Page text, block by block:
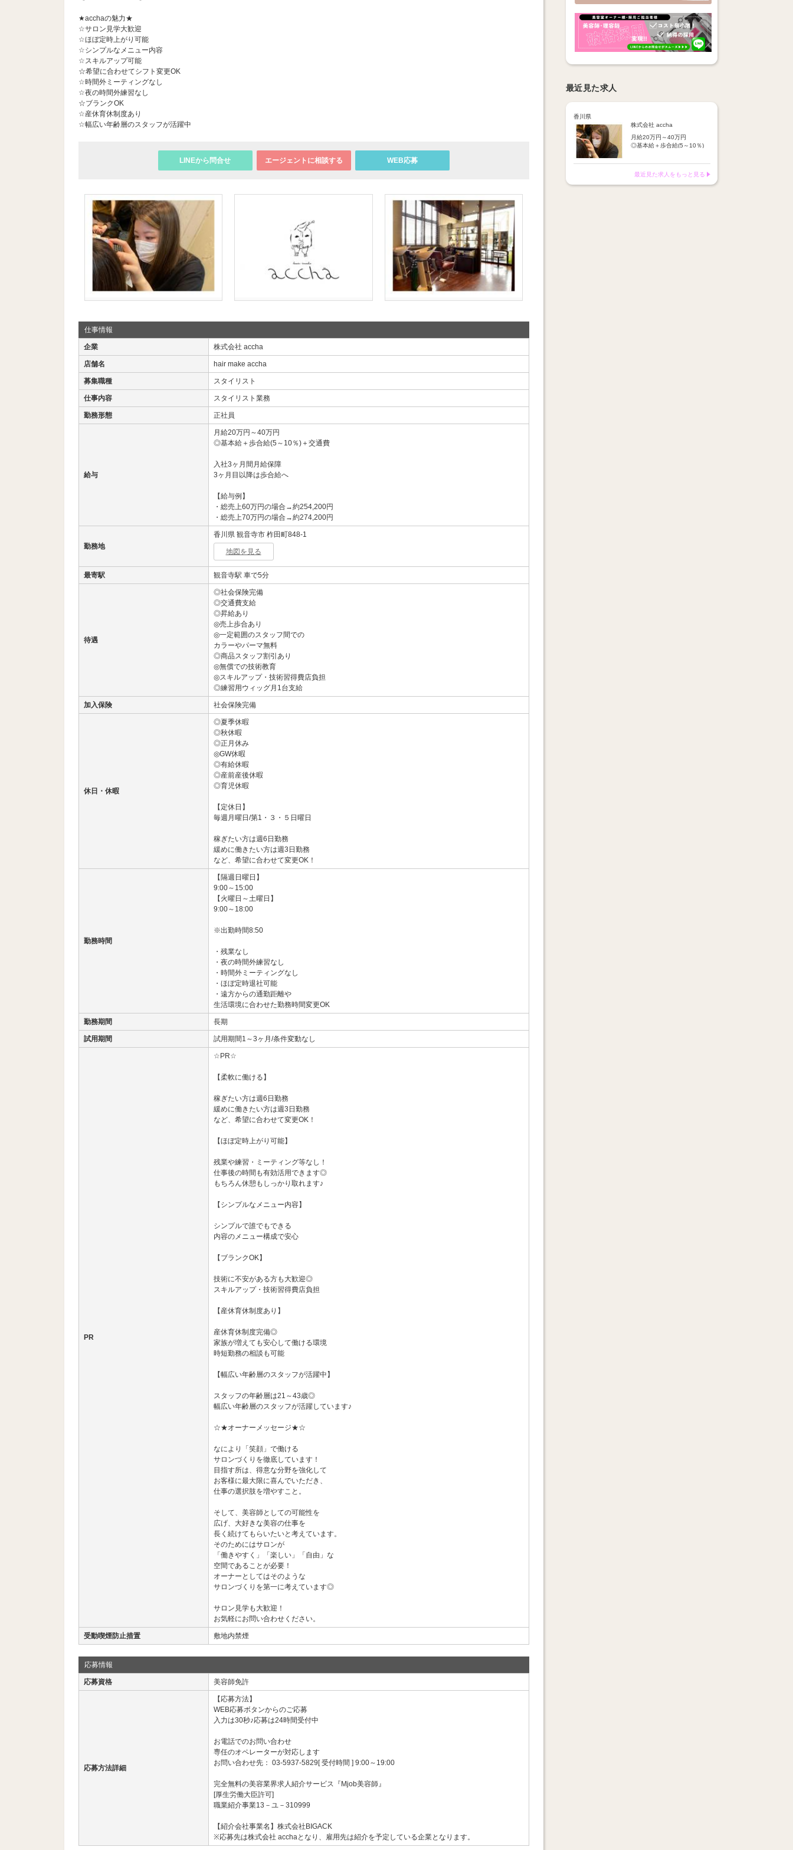
★acchaの魅力★
☆サロン見学大歓迎
☆ほぼ定時上がり可能
☆シンプルなメニュー内容
☆スキルアップ可能
☆希望に合わせてシフト変更OK
☆時間外ミーティングなし
☆夜の時間外練習なし
☆ブランクOK
☆産休育休制度あり
☆幅広い年齢層のスタッフが活躍中
LINEから問合せ エージェントに相談する WEB応募
仕事情報
企業 株式会社 accha
店舗名 hair make accha
募集職種 スタイリスト
仕事内容 スタイリスト業務
勤務形態 正社員
給与
月給20万円～40万円
◎基本給＋歩合給(5～10％)＋交通費
入社3ヶ月間月給保障
3ヶ月目以降は歩合給へ
【給与例】
・総売上60万円の場合→約254,200円
・総売上70万円の場合→約274,200円
勤務地
香川県 観音寺市 柞田町848-1
地図を見る
最寄駅 観音寺駅 車で5分
待遇
◎社会保険完備
◎交通費支給
◎昇給あり
◎売上歩合あり
◎一定範囲のスタッフ間での
カラーやパーマ無料
◎商品スタッフ割引あり
◎無償での技術教育
◎スキルアップ・技術習得費店負担
◎練習用ウィッグ月1台支給
加入保険 社会保険完備
休日・休暇
◎夏季休暇
◎秋休暇
◎正月休み
◎GW休暇
◎有給休暇
◎産前産後休暇
◎育児休暇
【定休日】
毎週月曜日/第1・３・５日曜日
稼ぎたい方は週6日勤務
緩めに働きたい方は週3日勤務
など、希望に合わせて変更OK！
勤務時間
【隔週日曜日】
9:00～15:00
【火曜日～土曜日】
9:00～18:00
※出勤時間8:50
・残業なし
・夜の時間外練習なし
・時間外ミーティングなし
・ほぼ定時退社可能
・遠方からの通勤距離や
生活環境に合わせた勤務時間変更OK
勤務期間 長期
試用期間 試用期間1～3ヶ月/条件変動なし
PR
☆PR☆
【柔軟に働ける】
稼ぎたい方は週6日勤務
緩めに働きたい方は週3日勤務
など、希望に合わせて変更OK！
【ほぼ定時上がり可能】
残業や練習・ミーティング等なし！
仕事後の時間も有効活用できます◎
もちろん休憩もしっかり取れます♪
【シンプルなメニュー内容】
シンプルで誰でもできる
内容のメニュー構成で安心
【ブランクOK】
技術に不安がある方も大歓迎◎
スキルアップ・技術習得費店負担
【産休育休制度あり】
産休育休制度完備◎
家族が増えても安心して働ける環境
時短勤務の相談も可能
【幅広い年齢層のスタッフが活躍中】
スタッフの年齢層は21～43歳◎
幅広い年齢層のスタッフが活躍しています♪
☆★オーナーメッセージ★☆
なにより「笑顔」で働ける
サロンづくりを徹底しています！
目指す所は、得意な分野を強化して
お客様に最大限に喜んでいただき、
仕事の選択肢を増やすこと。
そして、美容師としての可能性を
広げ、大好きな美容の仕事を
長く続けてもらいたいと考えています。
そのためにはサロンが
「働きやすく」「楽しい」「自由」な
空間であることが必要！
オーナーとしてはそのような
サロンづくりを第一に考えています◎
サロン見学も大歓迎！
お気軽にお問い合わせください。
受動喫煙防止措置 敷地内禁煙
応募情報
応募資格 美容師免許
応募方法詳細
【応募方法】
WEB応募ボタンからのご応募
入力は30秒♪応募は24時間受付中
お電話でのお問い合わせ
専任のオペレーターが対応します
お問い合わせ先： 03-5937-5829[ 受付時間 ] 9:00～19:00
完全無料の美容業界求人紹介サービス『Mjob美容師』
[厚生労働大臣許可]
職業紹介事業13－ユ－310999
【紹介会社事業名】株式会社BIGACK
※応募先は株式会社 acchaとなり、雇用先は紹介を予定している企業となります。
最近見た求人
香川県
株式会社 accha
月給20万円～40万円
◎基本給＋歩合給(5～10％)
3ヶ月目以降は歩合給へ
最近見た求人をもっと見る